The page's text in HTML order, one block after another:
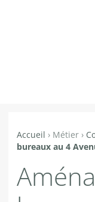
Vous
ici
Accueil › Métier ›
bureaux au 4